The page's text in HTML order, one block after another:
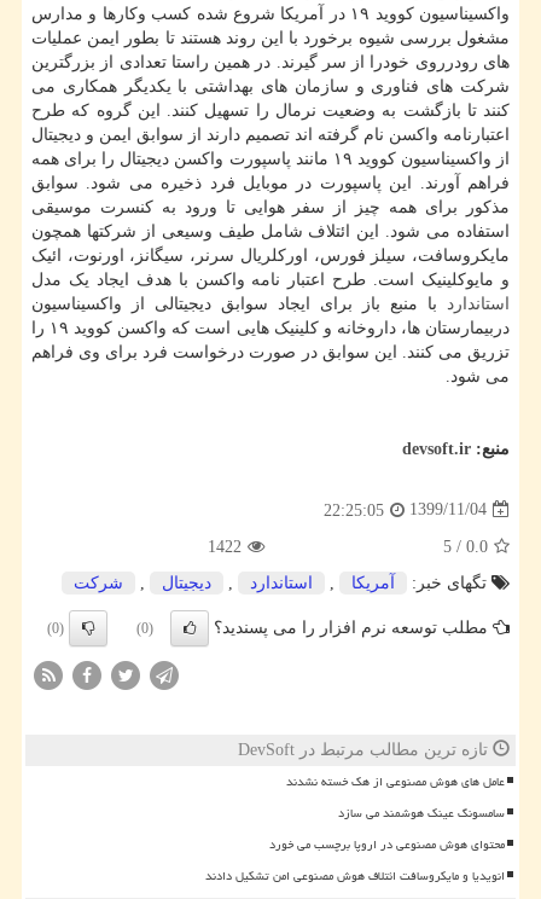
واکسیناسیون کووید ۱۹ در آمریکا شروع شده کسب وکارها و مدارس
مشغول بررسی شیوه برخورد با این روند هستند تا بطور ایمن عملیات
های رودرروی خودرا از سر گیرند. در همین راستا تعدادی از بزرگترین
شرکت های فناوری و سازمان های بهداشتی با یکدیگر همکاری می
کنند تا بازگشت به وضعیت نرمال را تسهیل کنند. این گروه که طرح
اعتبارنامه واکسن نام گرفته اند تصمیم دارند از سوابق ایمن و دیجیتال
از واکسیناسیون کووید ۱۹ مانند پاسپورت واکسن دیجیتال را برای همه
فراهم آورند. این پاسپورت در موبایل فرد ذخیره می شود. سوابق
مذکور برای همه چیز از سفر هوایی تا ورود به کنسرت موسیقی
استفاده می شود. این ائتلاف شامل طیف وسیعی از شرکتها همچون
مایکروسافت، سیلز فورس، اورکلریال سرنر، سیگانز، اورنوت، ائیک
و مایوکلینیک است. طرح اعتبار نامه واکسن با هدف ایجاد یک مدل
استاندارد
با منبع باز برای ایجاد سوابق دیجیتالی از واکسیناسیون
دربیمارستان ها، داروخانه و کلینیک هایی است که واکسن کووید ۱۹ را
تزریق می کنند. این سوابق در صورت درخواست فرد برای وی فراهم
می شود.
منبع: devsoft.ir
1399/11/04
22:25:05
0.0
/
5
1422
تگهای خبر:
آمریكا استاندارد دیجیتال شركت
مطلب توسعه نرم افزار را می پسندید؟ (0)
(0)
تازه ترین مطالب مرتبط در DevSoft
عامل های هوش مصنوعی از هک خسته نشدند
سامسونگ عینک هوشمند می سازد
محتوای هوش مصنوعی در اروپا برچسب می خورد
انویدیا و مایکروسافت ائتلاف هوش مصنوعی امن تشکیل دادند